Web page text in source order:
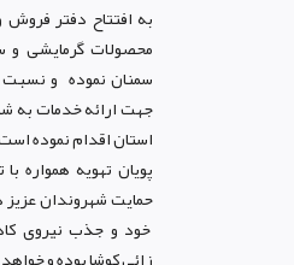
به افتتاح دفتر
محصولات گرمایشی
سمنان نموده و
جهت ارائه خدمات به
استان اقدام نموده
پویان تهویه همواره
حمایت شهروندان
خود و جذب نیروی